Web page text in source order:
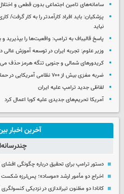
سامانه‌های تامین اجتماعی بدون قطعی و
پزشکیان: باید افراد کارآمدتر را به کار
نیاید
پاسخ قالیباف به ترامپ: واقعیت‌ها را
وزیر علوم: تجربه ایران در توسعه آموزش عالی
کریدورهای شمالی و جنوبی تنگه هرمز حذف
ضربه مغزی بیش از ۷۰۰ نظامی آمریکایی در حملات ایران
لفاظی جدید ترامپ علیه ایران
آمریکا تحریم‌های جدیدی علیه کوبا اعمال کرد
آخرین اخبار
دستور ترامپ برای تحقیق درباره چگونگی
اخراج دو مأمور ارشد «موساد»؛ پس‌لرزه شکست
کانادا دو مظنون تیراندازی در نزدیکی کنسولگری